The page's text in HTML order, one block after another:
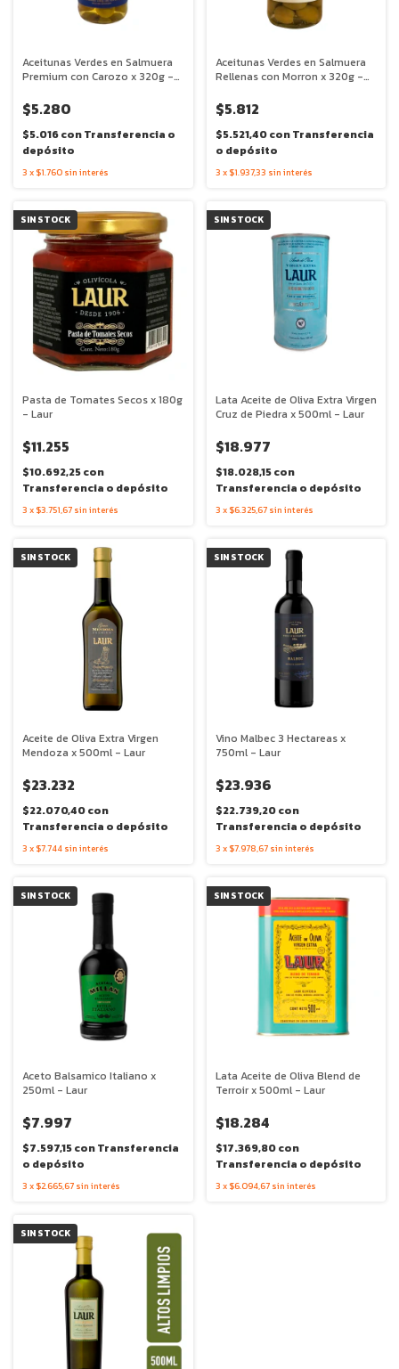
Aceitunas Verdes en Salmuera
Premium con Carozo x 320g -
$5.280
$5.016conTransferencia o
depósito
3 x $1.760 sin interés
Aceitunas Verdes en Salmuera
Rellenas con Morron x 320g -
$5.812
$5.521,40conTransferencia
o depósito
3 x $1.937,33 sin interés
SIN STOCK
Pasta de Tomates Secos x 180g
- Laur
$11.255
$10.692,25con
Transferencia o depósito
3 x $3.751,67 sin interés
SIN STOCK
Lata Aceite de Oliva Extra Virgen
Cruz de Piedra x 500ml - Laur
$18.977
$18.028,15con
Transferencia o depósito
3 x $6.325,67 sin interés
SIN STOCK
Aceite de Oliva Extra Virgen
Mendoza x 500ml - Laur
$23.232
$22.070,40con
Transferencia o depósito
3 x $7.744 sin interés
SIN STOCK
Vino Malbec 3 Hectareas x
750ml - Laur
$23.936
$22.739,20con
Transferencia o depósito
3 x $7.978,67 sin interés
SIN STOCK
Aceto Balsamico Italiano x
250ml - Laur
$7.997
$7.597,15conTransferencia
o depósito
3 x $2.665,67 sin interés
SIN STOCK
Lata Aceite de Oliva Blend de
Terroir x 500ml - Laur
$18.284
$17.369,80con
Transferencia o depósito
3 x $6.094,67 sin interés
SIN STOCK